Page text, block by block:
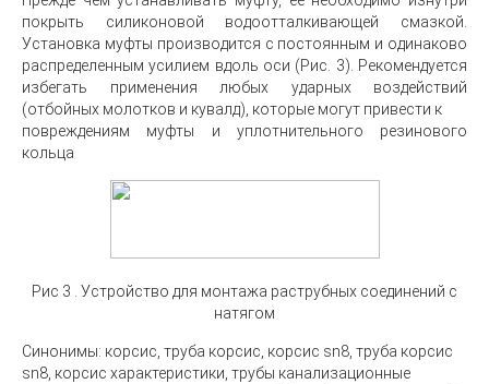
покрыть силиконовой водоотталкивающей смазкой.
Установка муфты производится с постоянным и одинаково
распределенным усилием вдоль оси (Рис. 3). Рекомендуется
избегать применения любых ударных воздействий
(отбойных молотков и кувалд), которые могут привести к
повреждениям муфты и уплотнительного резинового
кольца
Рис 3 . Устройство для монтажа раструбных соединений с
натягом
Синонимы: корсис, труба корсис, корсис sn8, труба корсис
sn8, корсис характеристики, трубы канализационные